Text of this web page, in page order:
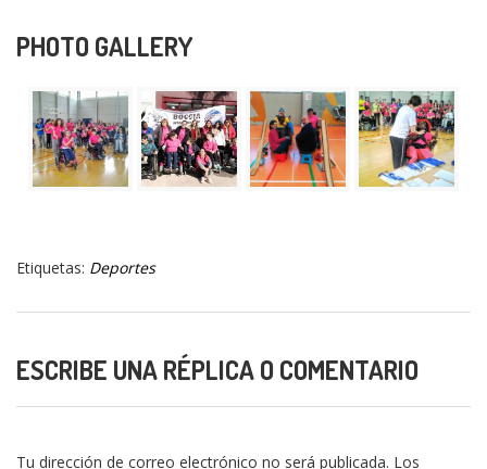
PHOTO GALLERY
Etiquetas: Deportes
ESCRIBE UNA RÉPLICA O COMENTARIO
Tu dirección de correo electrónico no será publicada. Los